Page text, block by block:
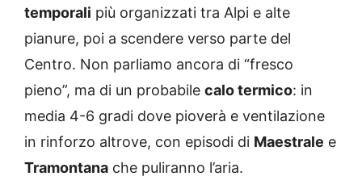
temporali più organizzati tra Alpi e alte
pianure, poi a scendere verso parte del
Centro. Non parliamo ancora di “fresco
pieno”, ma di un probabile calo termico: in
media 4-6 gradi dove pioverà e ventilazione
in rinforzo altrove, con episodi di Maestrale e
Tramontana che puliranno l’aria.